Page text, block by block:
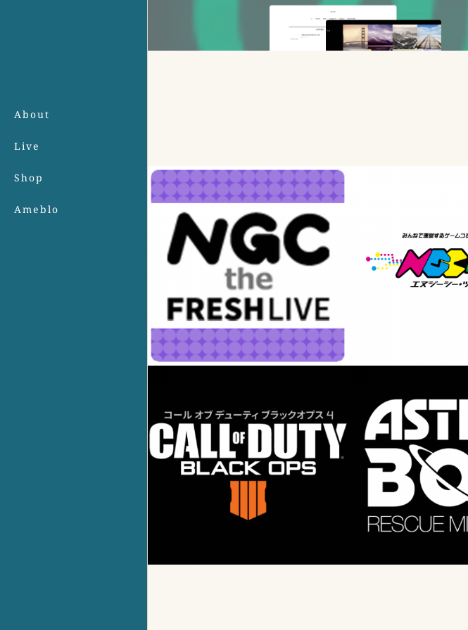
About
Live
Shop
Ameblo